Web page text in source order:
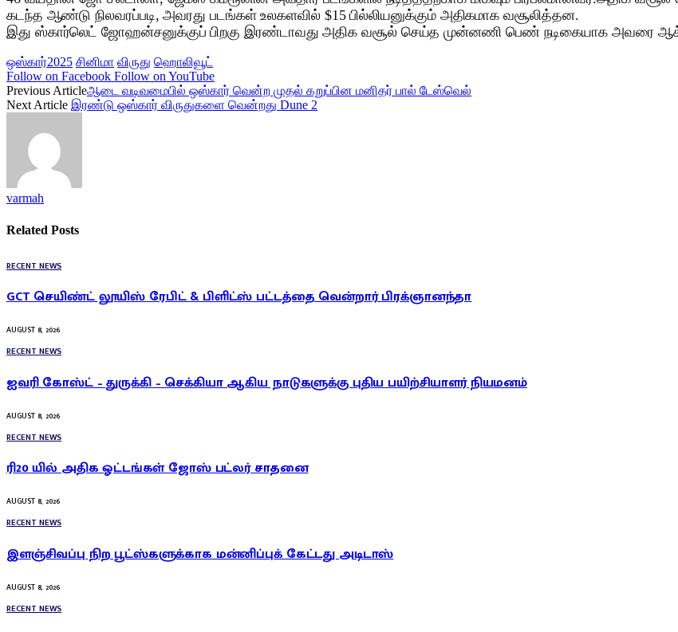
கடந்த ஆண்டு நிலவரப்படி, அவரது படங்கள் உலகளவில் $15 பில்லியனுக்கும் அதிகமாக வசூலித்தன.
இது ஸ்கார்லெட் ஜோஹன்சனுக்குப் பிறகு இரண்டாவது அதிக வசூல் செய்த முன்னணி பெண் நடிகையாக அவரை
ஒஸ்கார்2025 சினிமா விருது ஹொலிவூட்
Follow on Facebook Follow on YouTube
Previous Articleஆடை வடிவமைபில் ஒஸ்கார் வென்ற முதல் கறுப்பின மனிதர் பால் டேஸ்வெல்
Next Article இரண்டு ஒஸ்கார் விருதுகளை வென்றது Dune 2
varmah
Related Posts
RECENT NEWS
GCT செயிண்ட் லூயிஸ் ரேபிட் & பிளிட்ஸ் பட்டத்தை வென்றார் பிரக்ஞானந்தா
AUGUST 8, 2026
RECENT NEWS
ஐவரி கோஸ்ட் – துருக்கி – செக்கியா ஆகிய நாடுகளுக்கு புதிய பயிற்சியாளர் நியமனம்
AUGUST 8, 2026
RECENT NEWS
ரி20 யில் அதிக ஓட்டங்கள் ஜோஸ் பட்லர் சாதனை
AUGUST 8, 2026
RECENT NEWS
இளஞ்சிவப்பு நிற பூட்ஸ்களுக்காக மன்னிப்புக் கேட்டது அடிடாஸ்
AUGUST 8, 2026
RECENT NEWS